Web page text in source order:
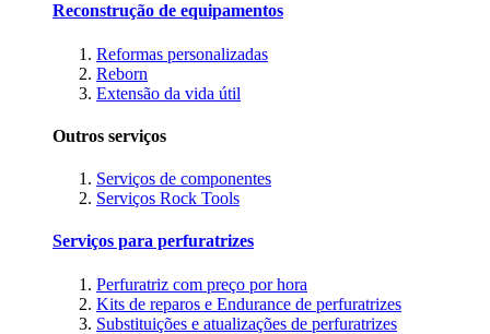
Reconstrução de equipamentos
Reformas personalizadas
Reborn
Extensão da vida útil
Outros serviços
Serviços de componentes
Serviços Rock Tools
Serviços para perfuratrizes
Perfuratriz com preço por hora
Kits de reparos e Endurance de perfuratrizes
Substituições e atualizações de perfuratrizes